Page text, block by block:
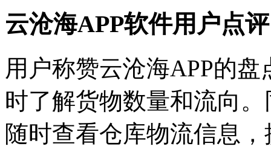
云沧海APP软件用户点
用户称赞云沧海APP的
时了解货物数量和流向
随时查看仓库物流信息